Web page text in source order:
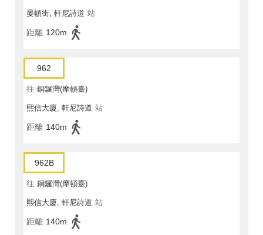
晏頓街, 軒尼詩道 站
距離 120m
962
往 銅鑼灣(摩頓臺)
熙信大廈, 軒尼詩道 站
距離 140m
962B
往 銅鑼灣(摩頓臺)
熙信大廈, 軒尼詩道 站
距離 140m